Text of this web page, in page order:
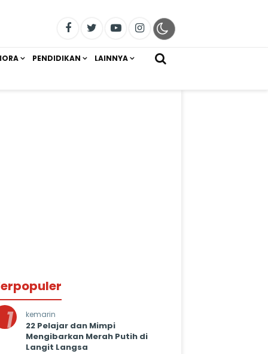
PENDIDIKAN LAINNYA
1 kemarin
22 Pelajar dan Mimpi
Mengibarkan Merah Putih di
Langit Langsa